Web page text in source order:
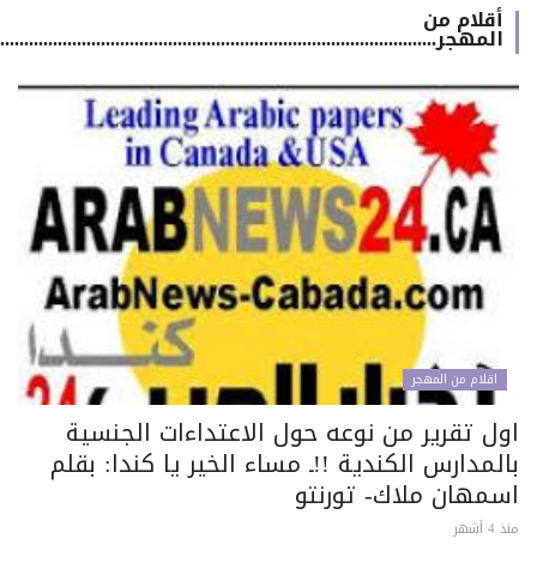
أقلام من
المهجر.................................................................................................
اقلام من المهجر
تقرير من نوعه حول الاعتداءات الجنسية
الكندية !!ـ مساء الخير يا كندا: بقلم
ملاك- تورنتو